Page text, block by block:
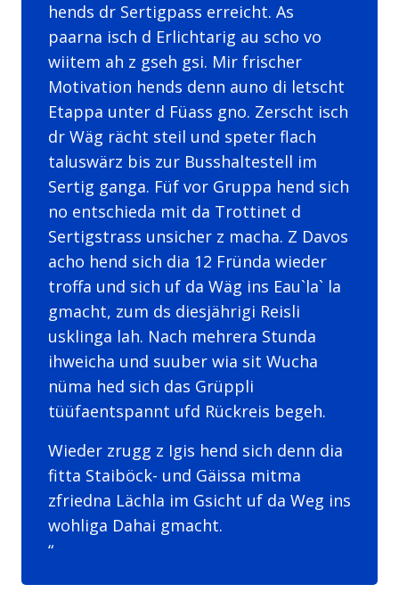
hends dr Sertigpass erreicht. As
paarna isch d Erlichtarig au scho vo
wiitem ah z gseh gsi. Mir frischer
Motivation hends denn auno di letscht
Etappa unter d Füass gno. Zerscht isch
dr Wäg rächt steil und speter flach
taluswärz bis zur Busshaltestell im
Sertig ganga. Füf vor Gruppa hend sich
no entschieda mit da Trottinet d
Sertigstrass unsicher z macha. Z Davos
acho hend sich dia 12 Fründa wieder
troffa und sich uf da Wäg ins Eau`la` la
gmacht, zum ds diesjährigi Reisli
usklinga lah. Nach mehrera Stunda
ihweicha und suuber wia sit Wucha
nüma hed sich das Grüppli
tüüfaentspannt ufd Rückreis begeh.
Wieder zrugg z Igis hend sich denn dia
fitta Staiböck- und Gäissa mitma
zfriedna Lächla im Gsicht uf da Weg ins
wohliga Dahai gmacht.